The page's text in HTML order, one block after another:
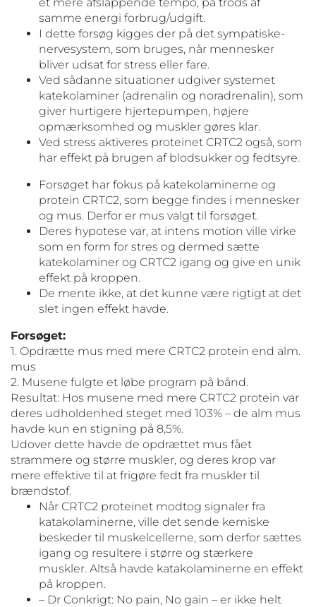
samme energi forbrug/udgift.
I dette forsøg kigges der på det sympatiske-
nervesystem, som bruges, når mennesker
bliver udsat for stress eller fare.
Ved sådanne situationer udgiver systemet
katekolaminer (adrenalin og noradrenalin), som
giver hurtigere hjertepumpen, højere
opmærksomhed og muskler gøres klar.
Ved stress aktiveres proteinet CRTC2 også, som
har effekt på brugen af blodsukker og fedtsyre.
Forsøget har fokus på katekolaminerne og
protein CRTC2, som begge findes i mennesker
og mus. Derfor er mus valgt til forsøget.
Deres hypotese var, at intens motion ville virke
som en form for stres og dermed sætte
katekolaminer og CRTC2 igang og give en unik
effekt på kroppen.
De mente ikke, at det kunne være rigtigt at det
slet ingen effekt havde.
Forsøget:
1. Opdrætte mus med mere CRTC2 protein end alm.
mus
2. Musene fulgte et løbe program på bånd.
Resultat: Hos musene med mere CRTC2 protein var
deres udholdenhed steget med 103% – de alm mus
havde kun en stigning på 8,5%.
Udover dette havde de opdrættet mus fået
strammere og større muskler, og deres krop var
mere effektive til at frigøre fedt fra muskler til
brændstof.
Når CRTC2 proteinet modtog signaler fra
katakolaminerne, ville det sende kemiske
beskeder til muskelcellerne, som derfor sættes
igang og resultere i større og stærkere
muskler. Altså havde katakolaminerne en effekt
på kroppen.
– Dr Conkrigt: No pain, No gain – er ikke helt